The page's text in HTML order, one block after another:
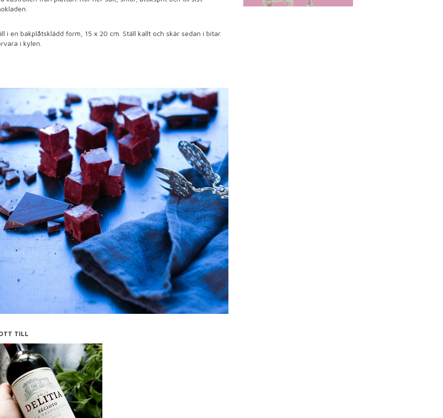
i en bakplåtsklädd form, 15 x 20 cm. Ställ kallt och skär sedan i bitar.
i kylen.
TILL